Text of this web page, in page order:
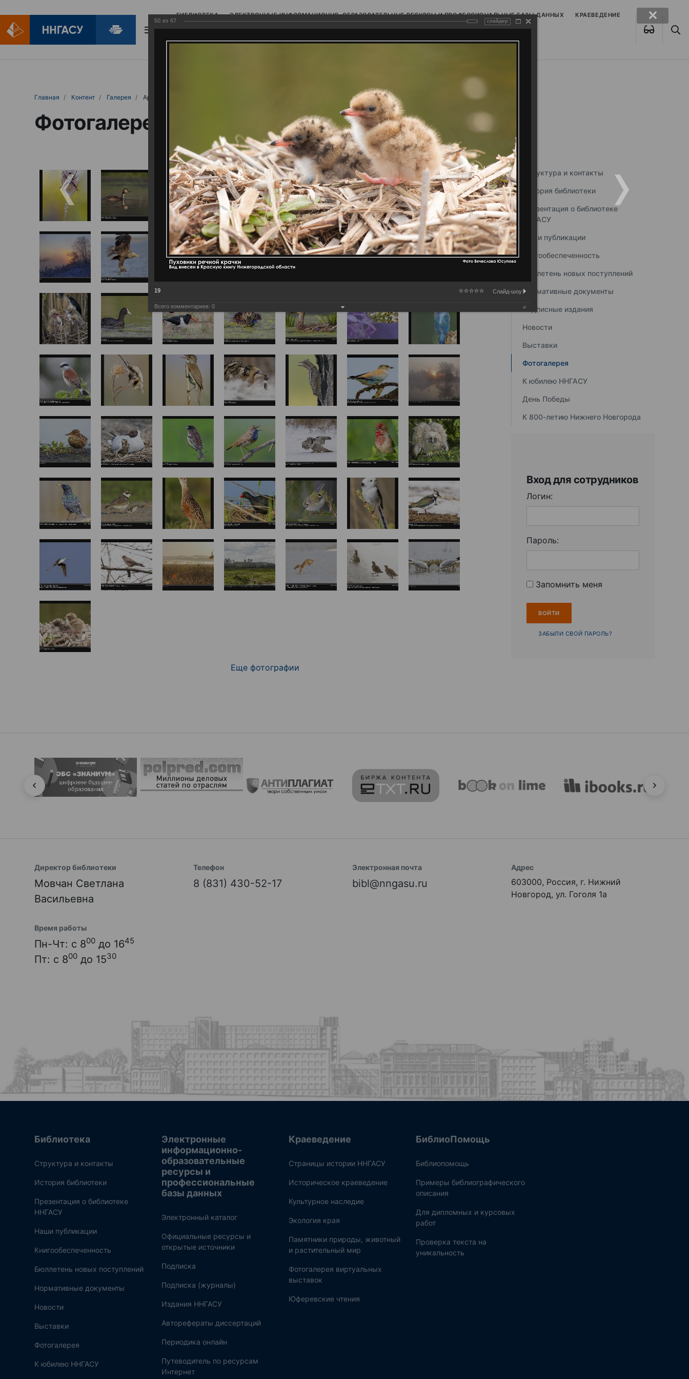
БИБЛИОТЕКА ЭЛЕКТРОННЫЕ ИНФОРМАЦИОННО-ОБРАЗОВАТЕЛЬНЫЕ РЕСУРСЫ И ПРОФЕССИОНАЛЬНЫЕ БАЗЫ ДАННЫХ КРАЕВЕДЕНИЕ
БИБЛИОПОМОЩЬ
Главная Контент Галерея Артемовские луга – жемчужина Нижегородского Поволжья
Фотогалерея
Еще фотографии
Структура и контакты
История библиотеки
Презентация о библиотеке
ННГАСУ
Наши публикации
Книгообеспеченность
Бюллетень новых поступлений
Нормативные документы
Подписные издания
Новости
Выставки
Фотогалерея
К юбилею ННГАСУ
День Победы
К 800-летию Нижнего Новгорода
Вход для сотрудников
Логин:
Пароль:
Запомнить меня
ЗАБЫЛИ СВОЙ ПАРОЛЬ?
Директор библиотеки
Мовчан Светлана
Васильевна
Телефон
8 (831) 430-52-17
Электронная почта
bibl@nngasu.ru
Адрес
603000, Россия, г. Нижний
Новгород, ул. Гоголя 1а
Время работы
Пн-Чт: с 800 до 1645
Пт: с 800 до 1530
Библиотека
Структура и контакты
История библиотеки
Презентация о библиотеке
ННГАСУ
Наши публикации
Книгообеспеченность
Бюллетень новых поступлений
Нормативные документы
Новости
Выставки
Фотогалерея
К юбилею ННГАСУ
Электронные
информационно-
образовательные
ресурсы и
профессиональные
базы данных
Электронный каталог
Официальные ресурсы и
открытые источники
Подписка
Подписка (журналы)
Издания ННГАСУ
Авторефераты диссертаций
Периодика онлайн
Путеводитель по ресурсам
Интернет
Краеведение
Страницы истории ННГАСУ
Историческое краеведение
Культурное наследие
Экология края
Памятники природы, животный
и растительный мир
Фотогалерея виртуальных
выставок
Юферевские чтения
БиблиоПомощь
Библиопомощь
Примеры библиографического
описания
Для дипломных и курсовых
работ
Проверка текста на
уникальность
50 из 67 слайдер
19 Слайд-шоу:
Всего комментариев: 0